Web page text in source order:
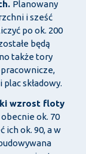
Planowany
i sześć
po ok. 200
będą
także tory
składowy.
wzrost floty
ok. 70
ich ok. 90, a w